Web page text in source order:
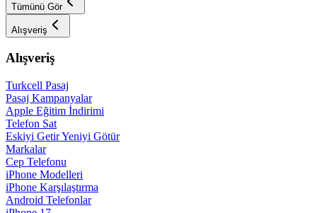
Tümünü Gör
Alışveriş
Alışveriş
Turkcell Pasaj
Pasaj Kampanyalar
Apple Eğitim İndirimi
Telefon Sat
Eskiyi Getir Yeniyi Götür
Markalar
Cep Telefonu
iPhone Modelleri
iPhone Karşılaştırma
Android Telefonlar